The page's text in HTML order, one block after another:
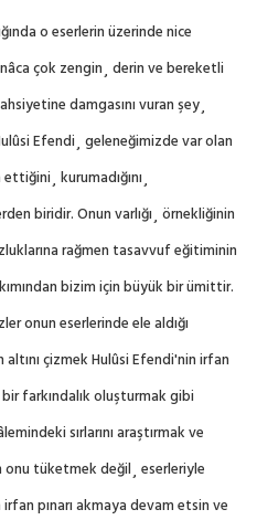
o eserlerin üzerinde nice
çok zengin¸ derin ve bereketli
damgasını vuran şey¸
Efendi¸ geleneğimizde var olan
kurumadığını¸
biridir. Onun varlığı¸ örnekliğinin
rağmen tasavvuf eğitiminin
bizim için büyük bir ümittir.
onun eserlerinde ele aldığı
çizmek Hulûsi Efendi'nin irfan
farkındalık oluşturmak gibi
sırlarını araştırmak ve
tüketmek değil¸ eserleriyle
pınarı akmaya devam etsin ve